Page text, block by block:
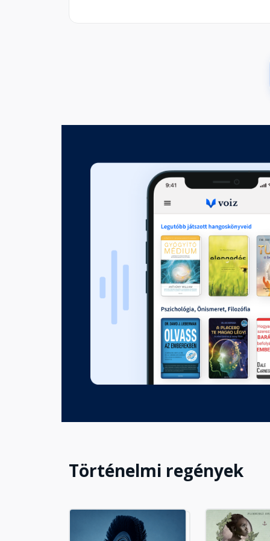
Hatodik rész - A prédikátor
Hetedik rész - A budai vilajet
Fejezet hossza: 01:20:12
Nyolcadik rész -
Fejezet hossza: 02:01:02
Kilencedik rész - A budai látó
Fejezet hossza: 01:24:30
Tizedik rész - Deszkaszínház
Fejezet hossza: 01:24:01
Tizenegyedik rész - Híd épül
Tizenkettedik rész - Kelet
Történelmi regények